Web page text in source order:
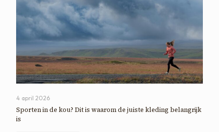
4 april 2026
Sporten in de kou? Dit is waarom de juiste kleding belangrijk
is